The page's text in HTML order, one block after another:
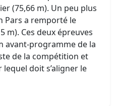
(75,66 m). Un peu plus
Pars a remporté le
m). Ces deux épreuves
avant-programme de la
de la compétition et
doit s’aligner le